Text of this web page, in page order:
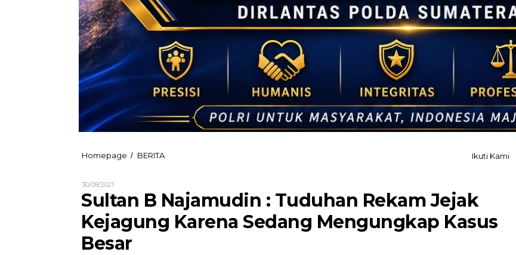
Homepage / BERITASultan
Tuduhan
Rekam
Jejak
Kejagung
Ikuti Kami
30/09/2021
BARSEL
Sultan B Najamudin : Tuduhan Rekam Jejak
Kejagung Karena Sedang Mengungkap Kasus
Besar